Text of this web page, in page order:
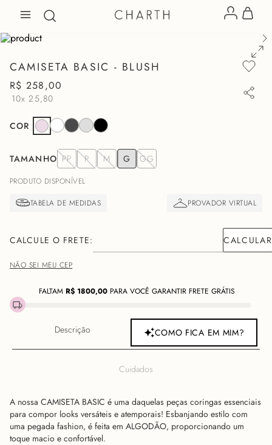
CAMISETA BASIC - BLUSH
R$ 258,00
10x25,80
COR
TAMANHO PP P M G GG
PRODUTO DISPONÍVEL
NÃO SEI MEU CEP
FALTAMR$ 1800,00 PARA VOCÊ GARANTIR FRETE GRÁTIS
Descrição COMO FICA EM MIM?
Cuidados
A nossa CAMISETA BASIC é uma daquelas peças coringas essenciais
para compor looks versáteis e atemporais! Esbanjando estilo com
uma pegada fashion, é feita em ALGODÃO, proporcionando um
toque macio e confortável.